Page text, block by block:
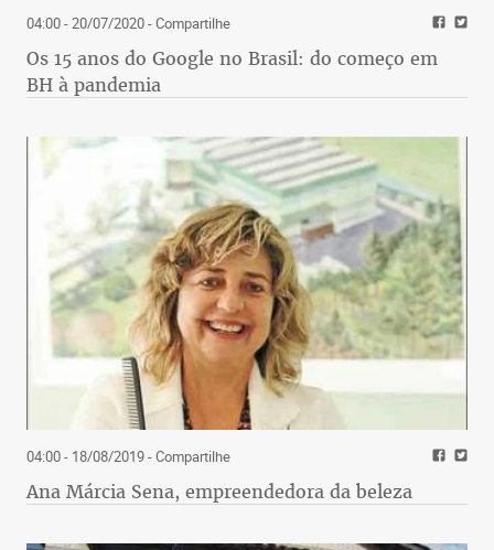
04:00 - 20/07/2020- Compartilhe
Os 15 anos do Google no Brasil: do começo em
BH à pandemia
04:00 - 18/08/2019- Compartilhe
Ana Márcia Sena, empreendedora da beleza